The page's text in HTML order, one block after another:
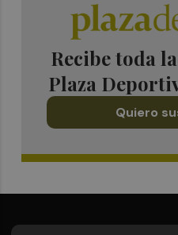
Recibe toda
Plaza
Quiero